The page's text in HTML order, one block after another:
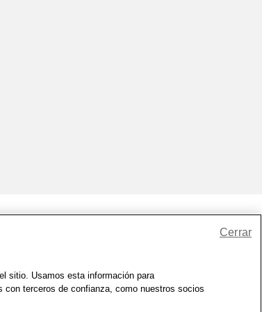
| © 1999 - 2026 CVS.com
sitio. Usamos esta información para
terceros de confianza, como nuestros socios
Cerrar